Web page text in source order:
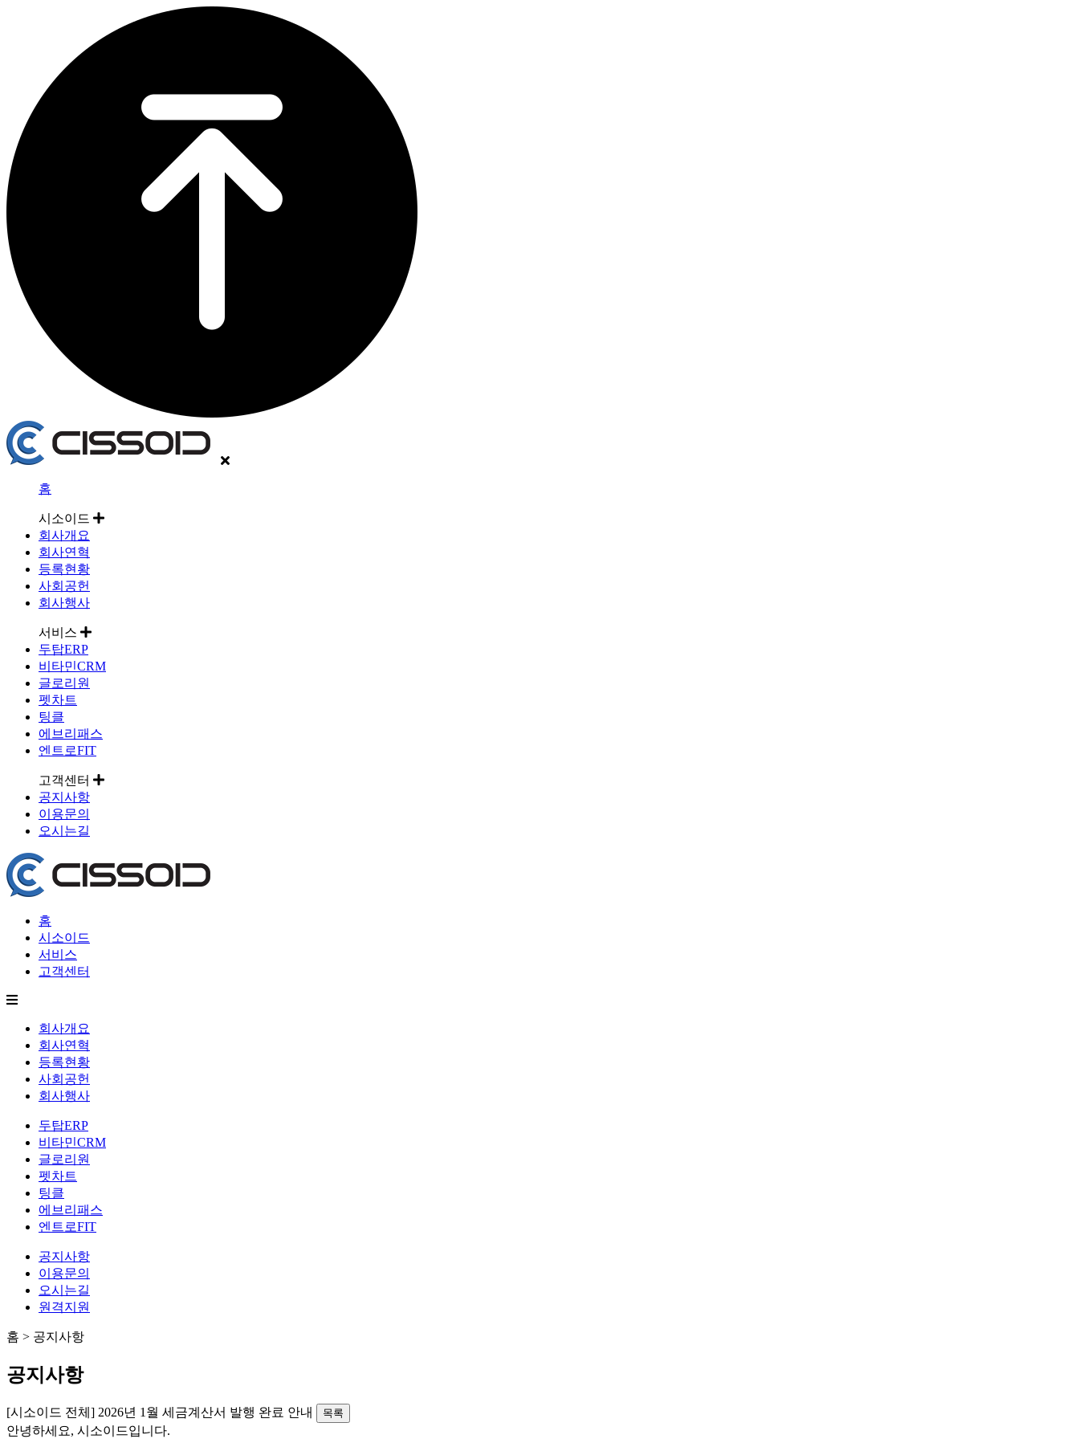
홈
시소이드
회사개요
회사연혁
등록현황
사회공헌
회사행사
서비스
두탑ERP
비타민CRM
글로리원
펫차트
팅클
에브리패스
엔트로FIT
고객센터
공지사항
이용문의
오시는길
홈
시소이드
서비스
고객센터
회사개요
회사연혁
등록현황
사회공헌
회사행사
두탑ERP
비타민CRM
글로리원
펫차트
팅클
에브리패스
엔트로FIT
공지사항
이용문의
오시는길
원격지원
홈 > 공지사항
공지사항
[시소이드 전체] 2026년 1월 세금계산서 발행 완료 안내 목록
안녕하세요, 시소이드입니다.